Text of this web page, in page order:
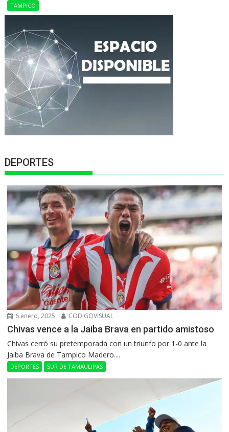
TAMPICO
DEPORTES
6 enero, 2025 CODIGOVISUAL
Chivas vence a la Jaiba Brava en partido amistoso
Chivas cerró su pretemporada con un triunfo por 1-0 ante la
Jaiba Brava de Tampico Madero....
DEPORTES SUR DE TAMAULIPAS